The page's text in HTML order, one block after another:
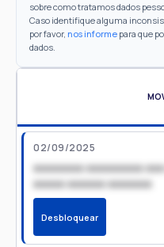
sobre como tratamos dados
Caso identifique alguma
por favor, nos informe para que
dados.
02/09/2025
xxxxxxxx xxxxxxxxx
xxxxx xxxxxx xxxxxxx
Desbloquear